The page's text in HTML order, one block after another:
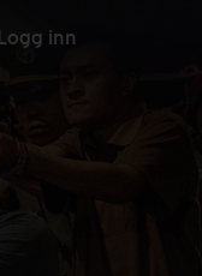
Logg inn